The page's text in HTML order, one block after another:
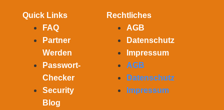
Quick Links
FAQ
Partner
Werden
Passwort-
Checker
Security
Blog
Rechtliches
AGB
Datenschutz
Impressum
AGB
Datenschutz
Impressum